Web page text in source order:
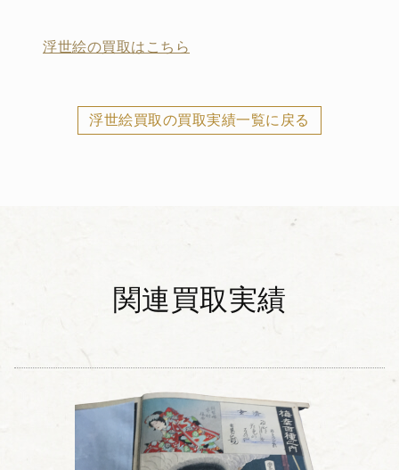
浮世絵の買取はこちら
浮世絵買取の買取実績一覧に戻る
関連買取実績